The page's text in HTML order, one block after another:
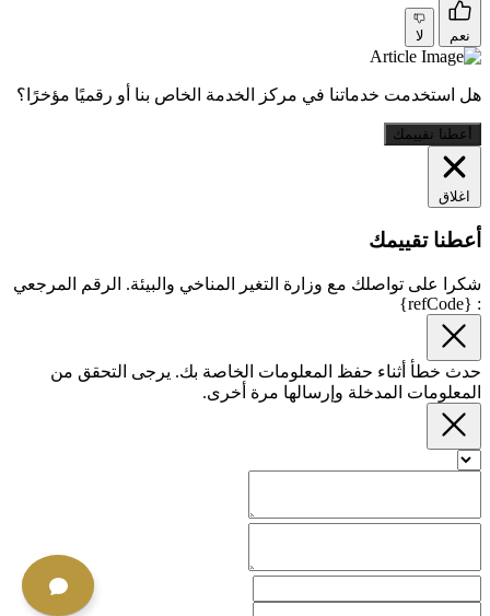
نعم لا
هل استخدمت خدماتنا في مركز الخدمة الخاص بنا أو رقميًا مؤخرًا؟
أعطنا تقييمك
اغلاق
أعطنا تقييمك
شكرا على تواصلك مع وزارة التغير المناخي والبيئة. الرقم المرجعي
: {refCode}
حدث خطأ أثناء حفظ المعلومات الخاصة بك. يرجى التحقق من
المعلومات المدخلة وإرسالها مرة أخرى.